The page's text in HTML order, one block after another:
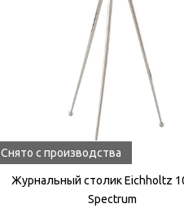
Снято с производства
Журнальный столик Eichholtz
Spectrum